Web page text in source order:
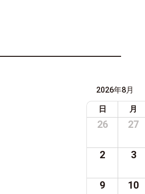
2026年8月
日 月
26 27
2 3
9 10